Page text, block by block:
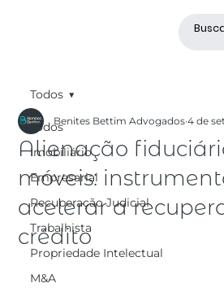
Todos
Imobiliário
Empresarial
Recuperação Judicial
Trabalhista
Propriedade Intelectual
M&A
Todos
Alienação
móveis:
acelerar a
crédito
Benites Bettim Advogados 4 de